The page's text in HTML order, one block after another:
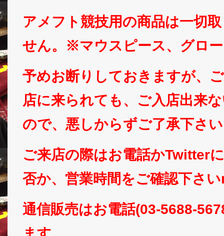
アメフト競技用の商品は一切
せん。※マウスピース、グロ
予めお断りしておきますが、
店に来られても、ご入店出来
ので、悪しからずご了承下さ
ご来店の際はお電話かTwitter
否か、営業時間をご確認下さ
通信販売はお電話(03-5688-